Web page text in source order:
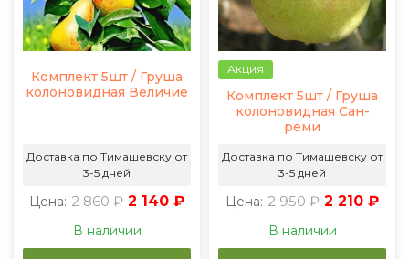
Комплект 5шт / Груша
колоновидная Величие
Доставка по Тимашевску от
3-5 дней
Цена: 2 860 ₽ 2 140 ₽
В наличии
Акция
Комплект 5шт / Груша
колоновидная Сан-
реми
Доставка по Тимашевску от
3-5 дней
Цена: 2 950 ₽ 2 210 ₽
В наличии